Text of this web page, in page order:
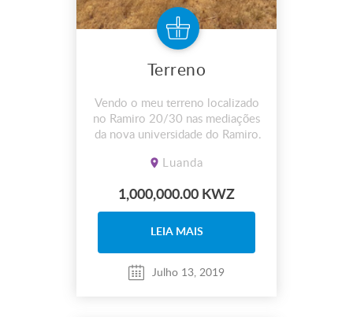
Terreno
Vendo o meu terreno localizado
no Ramiro 20/30 nas mediações
da nova universidade do Ramiro
Luanda
1,000,000.00 KWZ
LEIA MAIS
Julho 13, 2019